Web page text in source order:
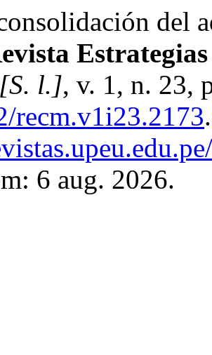
del
[S. l.], v. 1, n. 23,
recm.v1i23.2173
6 aug. 2026.